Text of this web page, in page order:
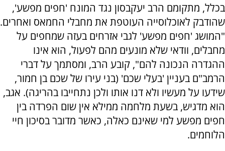
בכלל, מתקומם הרב יעקבסון נגד המונח 'חפים מפשע',
שהודבק לאוכלוסייה העוטפת את מחבלי החמאס ואחרים.
"המושג 'חפים מפשע' לגבי אזרחים בעזה שמחפים על
מחבלים, וודאי שלא מונעים מהם לפעול, הוא אינו
ההגדרה הנכונה להם", קובע הרב, ומסתמך על דברי
הרמב"ם בעניין 'בעלי שכם' (בני עירו של שכם בן חמור,
שידעו על מעשיו ולא דנו אותו ולכן נתחייבו בהריגה). אגב,
הוא מדגיש, בשעת מלחמה ממילא אין שום הפרדה בין
חפים מפשע למי שאינם כאלה, כאשר מדובר בסיכון חיי
הלוחמים.